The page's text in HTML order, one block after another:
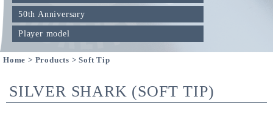
50th Anniversary
Player model
Home > Products > Soft Tip
SILVER SHARK (SOFT TIP)